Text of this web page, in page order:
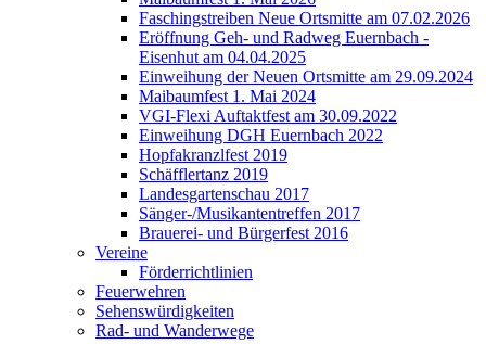
Faschingstreiben Neue Ortsmitte am 07.02.2026
Eröffnung Geh- und Radweg Euernbach -
Eisenhut am 04.04.2025
Einweihung der Neuen Ortsmitte am 29.09.2024
Maibaumfest 1. Mai 2024
VGI-Flexi Auftaktfest am 30.09.2022
Einweihung DGH Euernbach 2022
Hopfakranzlfest 2019
Schäfflertanz 2019
Landesgartenschau 2017
Sänger-/Musikantentreffen 2017
Brauerei- und Bürgerfest 2016
Vereine
Förderrichtlinien
Feuerwehren
Sehenswürdigkeiten
Rad- und Wanderwege